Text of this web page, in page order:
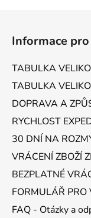
Informace
TABULKA
TABULKA
DOPRAVA A
RYCHLOST
30 DNÍ NA
VRÁCENÍ ZBOŽÍ
BEZPLATNÉ
FORMULÁŘ PRO
FAQ - Otázky a